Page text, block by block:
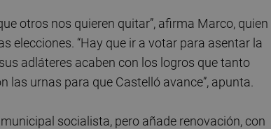
otros nos quieren quitar”, afirma Marco, quien
elecciones. “Hay que ir a votar para asentar la
adláteres acaben con los logros que tanto
las urnas para que Castelló avance”, apunta.
socialista, pero añade renovación, con